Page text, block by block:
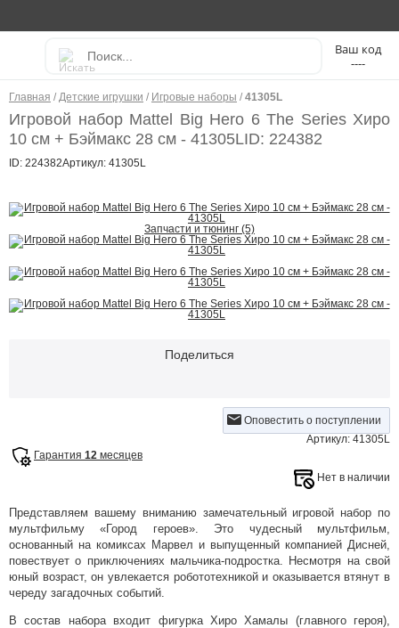
----
Главная / Детские игрушки / Игровые наборы / 41305L
Игровой набор Mattel Big Hero 6 The Series Хиро
10 см + Бэймакс 28 см - 41305LID: 224382
ID: 224382Артикул: 41305L
Запчасти и тюнинг (5)
Поделиться
Оповестить о поступлении
Артикул: 41305L
Гарантия 12 месяцев
Нет в наличии
Представляем вашему вниманию замечательный игровой набор по
мультфильму «Город героев». Это чудесный мультфильм,
основанный на комиксах Марвел и выпущенный компанией Дисней,
повествует о приключениях мальчика-подростка. Несмотря на свой
юный возраст, он увлекается робототехникой и оказывается втянут в
череду загадочных событий.
В состав набора входит фигурка Хиро Хамалы (главного героя),